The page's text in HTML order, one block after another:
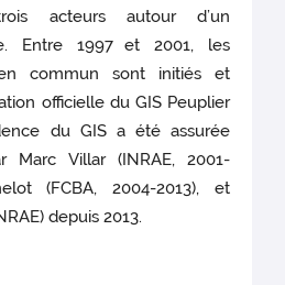
acteurs autour d’un
Entre 1997
et 2001, les
commun sont initiés et
officielle du GIS Peuplier
du GIS a été assurée
Marc Villar (INRAE, 2001-
(FCBA, 2004-2013), et
depuis 2013.